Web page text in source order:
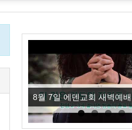
8월 7일 에덴교회 새벽예배